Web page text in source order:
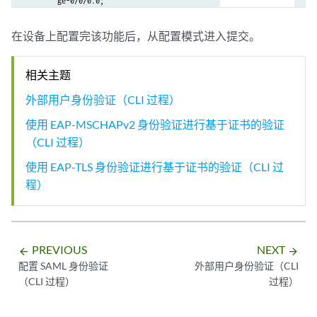
               match {
                   source-address any;
                   destination-address any;
                   application any;
               then {
                   permit;
                   log {
                   }
               }
           policy JUNIPER_SECURE_CONNECT-2 {
               match {
                   source-address any;
}
        system-services {
            all;
        }
        protocols {
            all;
    }
    interfaces {
在设备上配置完该功能后，从配置模式进入提交。
相关主题
外部用户身份验证（CLI 过程）
使用 EAP-MSCHAPv2 身份验证进行基于证书的验证
（CLI 过程）
使用 EAP-TLS 身份验证进行基于证书的验证（CLI 过
程）
arrow_backward PREVIOUS
配置 SAML 身份验证
（CLI 过程）
NEXT arrow_forward
外部用户身份验证（CLI
过程）